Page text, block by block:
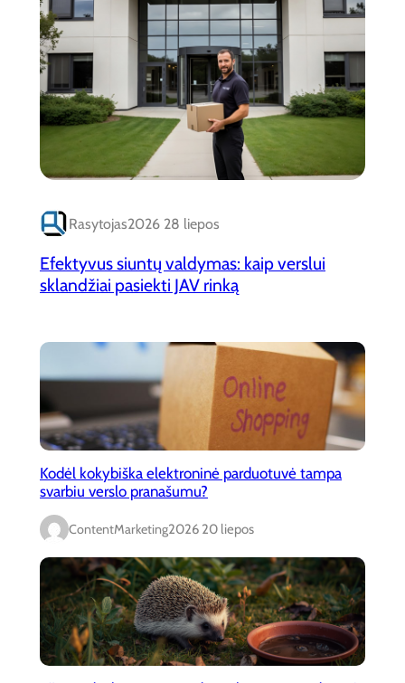
Rasytojas2026 28 liepos
Efektyvus siuntų valdymas: kaip verslui
sklandžiai pasiekti JAV rinką
Kodėl kokybiška elektroninė parduotuvė tampa
svarbiu verslo pranašumu?
ContentMarketing2026 20 liepos